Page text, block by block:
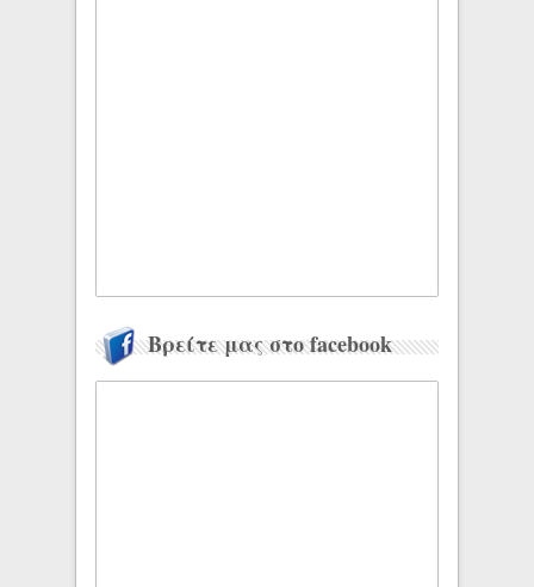
Βρείτε μας στο facebook